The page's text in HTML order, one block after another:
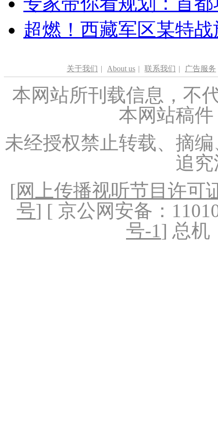
超燃！西藏军区某特
关于我们 | About us | 联系我们 | 广告服务
本网站所刊载信息，不
本网站稿
未经授权禁止转载、摘
追
[网上传播视听节目许可
号] [ 京公网安备：
号-1] 总机